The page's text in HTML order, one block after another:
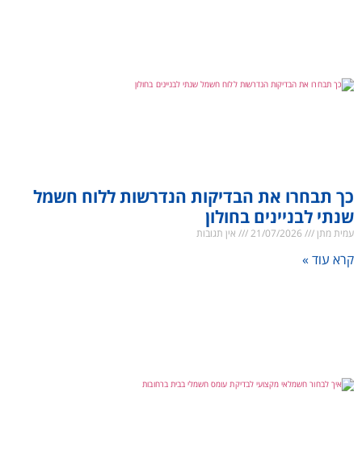
כך תבחרו את הבדיקות הנדרשות ללוח חשמל
שנתי לבניינים בחולון
עמית מתן אין תגובות
קרא עוד »